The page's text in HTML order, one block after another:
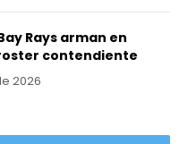
Rays arman en
contendiente
2026